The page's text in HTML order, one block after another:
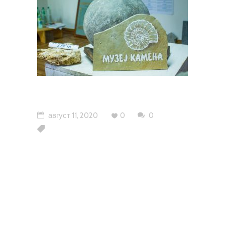
август 11, 2020 0 0